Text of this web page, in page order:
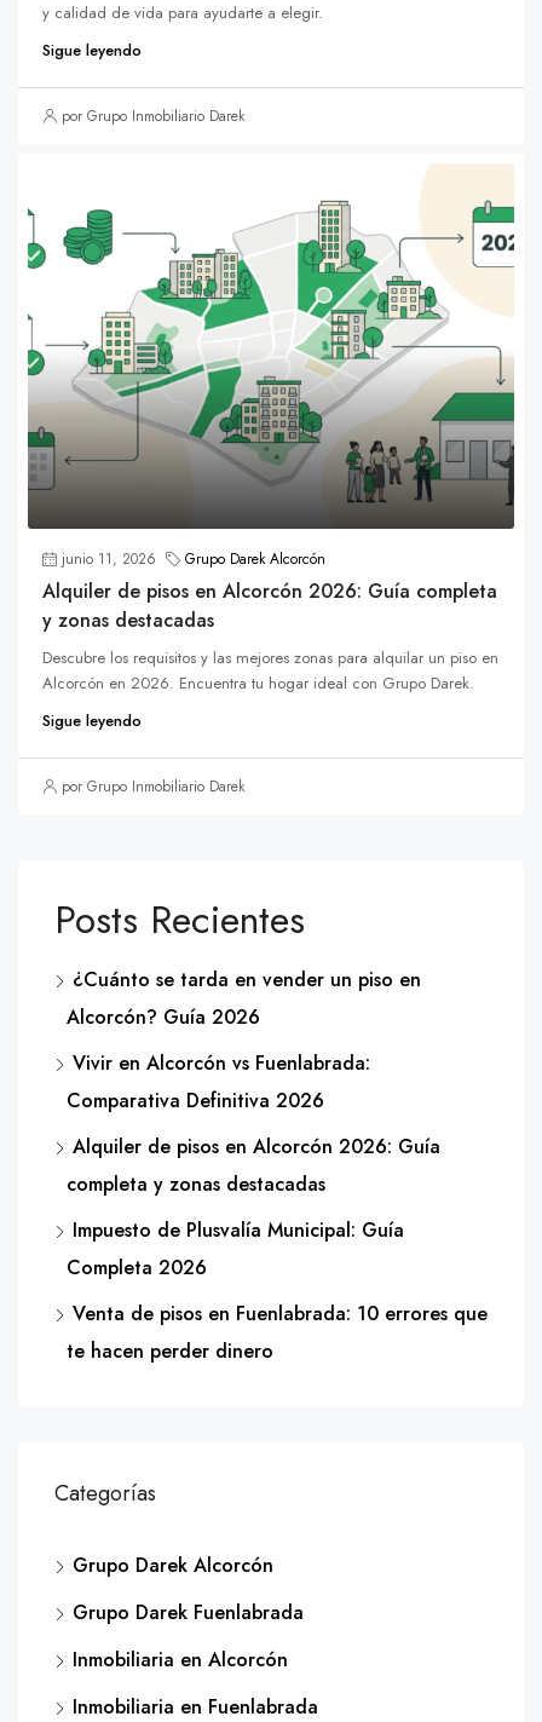
y calidad de vida para ayudarte a elegir.
Sigue leyendo
por Grupo Inmobiliario Darek
junio 11, 2026 Grupo Darek Alcorcón
Alquiler de pisos en Alcorcón 2026: Guía completa
y zonas destacadas
Descubre los requisitos y las mejores zonas para alquilar un piso en
Alcorcón en 2026. Encuentra tu hogar ideal con Grupo Darek.
Sigue leyendo
por Grupo Inmobiliario Darek
Posts Recientes
¿Cuánto se tarda en vender un piso en
Alcorcón? Guía 2026
Vivir en Alcorcón vs Fuenlabrada:
Comparativa Definitiva 2026
Alquiler de pisos en Alcorcón 2026: Guía
completa y zonas destacadas
Impuesto de Plusvalía Municipal: Guía
Completa 2026
Venta de pisos en Fuenlabrada: 10 errores que
te hacen perder dinero
Categorías
Grupo Darek Alcorcón
Grupo Darek Fuenlabrada
Inmobiliaria en Alcorcón
Inmobiliaria en Fuenlabrada